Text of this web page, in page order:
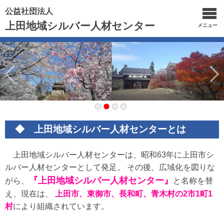
公益社団法人
上田地域シルバー人材センター メニュー
◆ 上田地域シルバー人材センターとは
上田地域シルバー人材センターは、昭和63年に上田市シ
ルバー人材センターとして発足。 その後、広域化を図りな
がら、
『上田地域シルバー人材センター』
と名称を替
え、現在は、
上田市、東御市、長和町、青木村の2市1町1
村により組織されています。